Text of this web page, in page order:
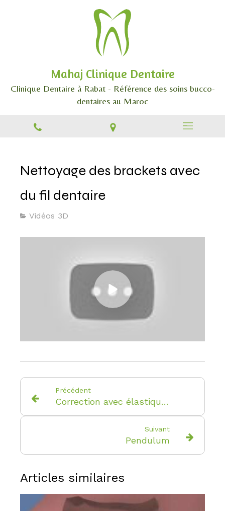
Mahaj Clinique Dentaire
Clinique Dentaire à Rabat - Référence des soins bucco-
dentaires au Maroc
Nettoyage des brackets avec
du fil dentaire
Vidéos 3D
Précédent
Correction avec élastique classe 3.
Suivant
Pendulum
Articles similaires